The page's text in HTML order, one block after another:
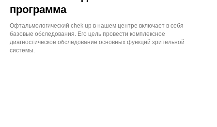
программа
Офтальмологический chek up в нашем центре включает в себя
базовые обследования. Его цель провести комплексное
диагностическое обследование основных функций зрительной
системы.